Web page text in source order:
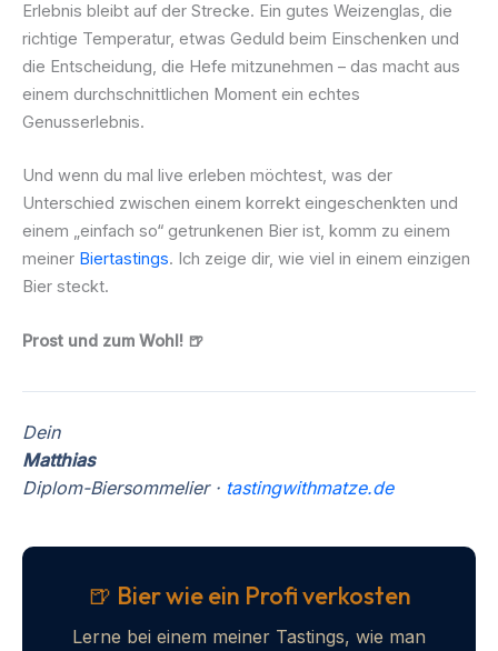
Erlebnis bleibt auf der Strecke. Ein gutes Weizenglas, die
richtige Temperatur, etwas Geduld beim Einschenken und
die Entscheidung, die Hefe mitzunehmen – das macht aus
einem durchschnittlichen Moment ein echtes
Genusserlebnis.
Und wenn du mal live erleben möchtest, was der
Unterschied zwischen einem korrekt eingeschenkten und
einem „einfach so“ getrunkenen Bier ist, komm zu einem
meiner Biertastings. Ich zeige dir, wie viel in einem einzigen
Bier steckt.
Prost und zum Wohl! 🍺
Dein
Matthias
Diplom-Biersommelier · tastingwithmatze.de
🍺 Bier wie ein Profi verkosten
Lerne bei einem meiner Tastings, wie man